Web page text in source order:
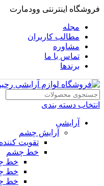
فروشگاه اینترنتی وودمارت
مجله
مطالب کاربران
مشاوره
تماس با ما
برندها
انتخاب دسته بندی
آرایشی
آرایش چشم
تقویت
خط چشم
خط
خط
خط